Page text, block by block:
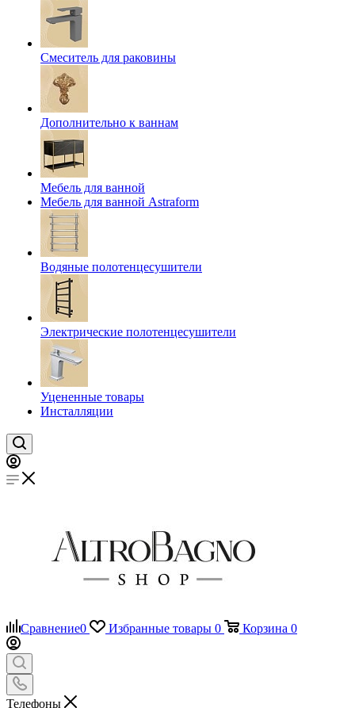
Смеситель для раковины
Дополнительно к ваннам
Мебель для ванной
Мебель для ванной Astraform
Водяные полотенцесушители
Электрические полотенцесушители
Уцененные товары
Инсталляции
Сравнение0 Избранные товары 0 Корзина 0
Телефоны